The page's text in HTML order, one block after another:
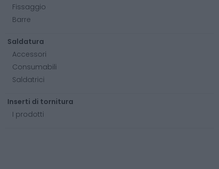
Fissaggio
Barre
Saldatura
Accessori
Consumabili
Saldatrici
Inserti di tornitura
I prodotti